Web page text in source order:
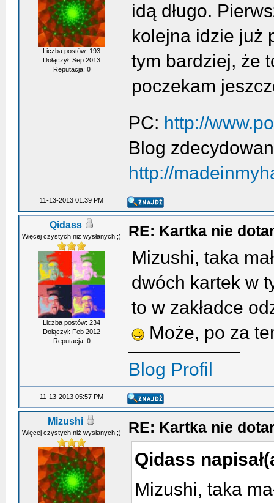
Liczba postów: 193
Dołączył: Sep 2013
Reputacja: 0
idą długo.
kolejna idzie już
tym bardziej, że
poczekam
PC: http://
Blog
http://
11-13-2013 01:39 PM
Qidass
Więcej czystych niż wysłanych ;)
Liczba postów: 234
Dołączył: Feb 2012
Reputacja: 0
RE: Kartka nie
Mizushi, taka
dwóch kartek w
to w zakładce
Może, po za
Blog Profil
11-13-2013 05:57 PM
Mizushi
Więcej czystych niż wysłanych ;) RE: Kartka nie
Qidass
Mizushi, taka